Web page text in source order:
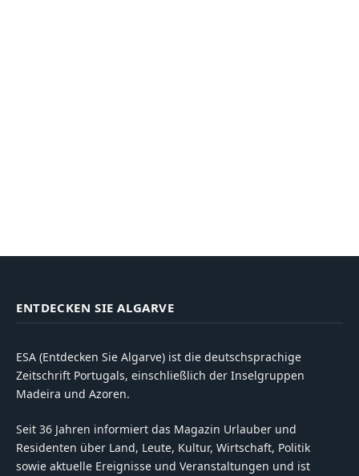
ENTDECKEN SIE ALGARVE
ESA (Entdecken Sie Algarve) ist die deutschsprachige
Zeitschrift Portugals, einschließlich der Inselgruppen
Madeira und Azoren.
Seit 36 Jahren informiert das Magazin Urlauber und
Residenten über Land, Leute, Kultur, Wirtschaft, Politik
sowie aktuelle Ereignisse und Veranstaltungen und ist